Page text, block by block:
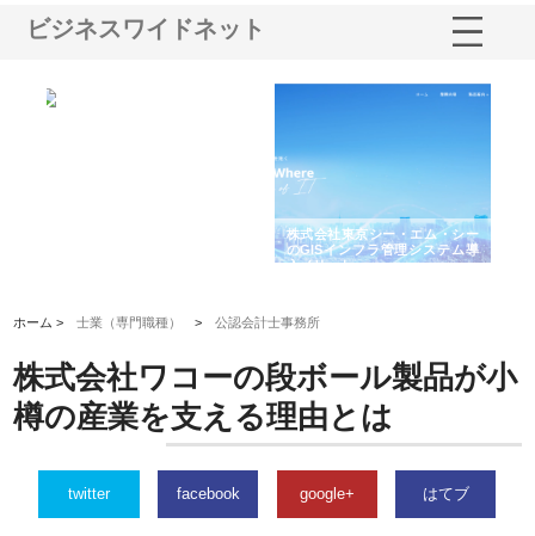
ビジネスワイドネット
株式会社東京シー・エム・シー
のGISインフラ管理システム導
入メリット
ホーム >士業（専門職種） >公認会計士事務所
株式会社ワコーの段ボール製品が小
樽の産業を支える理由とは
twitter facebook google+ はてブ